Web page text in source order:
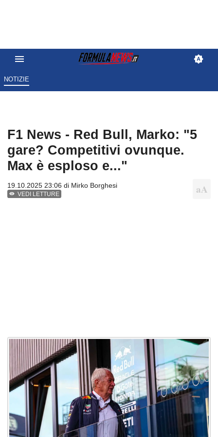
NOTIZIE
F1 News - Red Bull, Marko: "5
gare? Competitivi ovunque.
Max è esploso e..."
19.10.2025 23:06 di Mirko Borghesi
VEDI LETTURE